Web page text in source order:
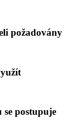
požadovány
postupuje